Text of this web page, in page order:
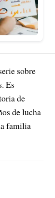
sobre
Es
de
de lucha
familia